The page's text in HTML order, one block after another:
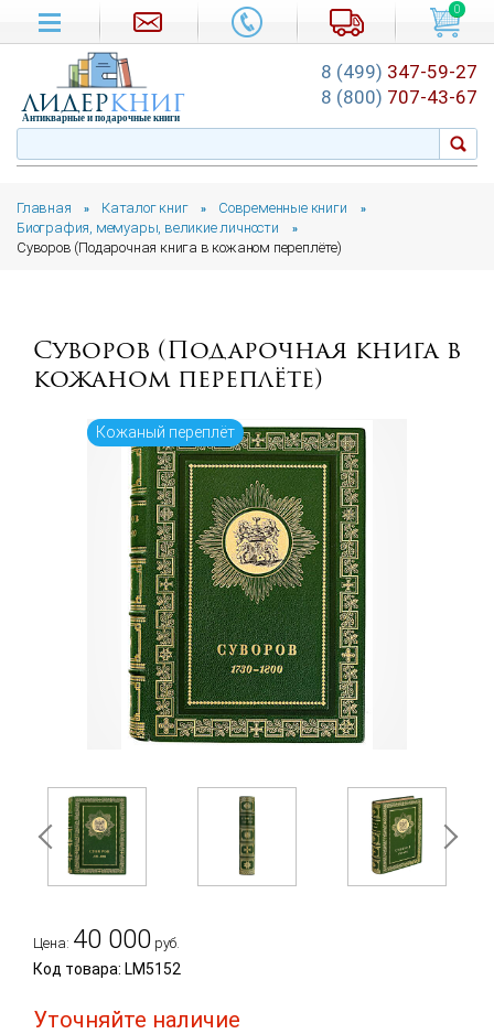
Главная » Каталог книг » Современные книги »
Биография, мемуары, великие личности »
Суворов (Подарочная книга в кожаном переплёте)
Суворов (Подарочная книга в
кожаном переплёте)
Кожаный переплёт
Цена: 40 000 руб.
Код товара: LM5152
Уточняйте наличие
0
лидеркниг
Антикварные и подарочные книги
8 (499) 347-59-27
8 (800) 707-43-67